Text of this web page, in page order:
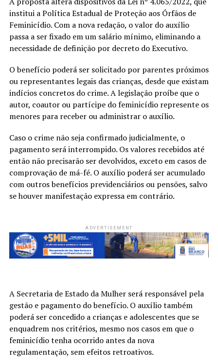
institui a Política Estadual de Proteção aos Órfãos de
Feminicídio. Com a nova redação, o valor do auxílio
passa a ser fixado em um salário mínimo, eliminando a
necessidade de definição por decreto do Executivo.
O benefício poderá ser solicitado por parentes próximos
ou representantes legais das crianças, desde que existam
indícios concretos do crime. A legislação proíbe que o
autor, coautor ou partícipe do feminicídio represente os
menores para receber ou administrar o auxílio.
Caso o crime não seja confirmado judicialmente, o
pagamento será interrompido. Os valores recebidos até
então não precisarão ser devolvidos, exceto em casos de
comprovação de má-fé. O auxílio poderá ser acumulado
com outros benefícios previdenciários ou pensões, salvo
se houver manifestação expressa em contrário.
ADVERTISEMENT
A Secretaria de Estado da Mulher será responsável pela
gestão e pagamento do benefício. O auxílio também
poderá ser concedido a crianças e adolescentes que se
enquadrem nos critérios, mesmo nos casos em que o
feminicídio tenha ocorrido antes da nova
regulamentação, sem efeitos retroativos.